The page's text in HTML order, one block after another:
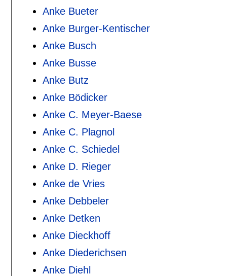
Anke Bueter
Anke Burger-Kentischer
Anke Busch
Anke Busse
Anke Butz
Anke Bödicker
Anke C. Meyer-Baese
Anke C. Plagnol
Anke C. Schiedel
Anke D. Rieger
Anke de Vries
Anke Debbeler
Anke Detken
Anke Dieckhoff
Anke Diederichsen
Anke Diehl